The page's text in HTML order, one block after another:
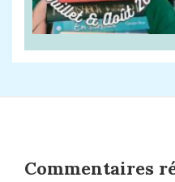
Commentaires